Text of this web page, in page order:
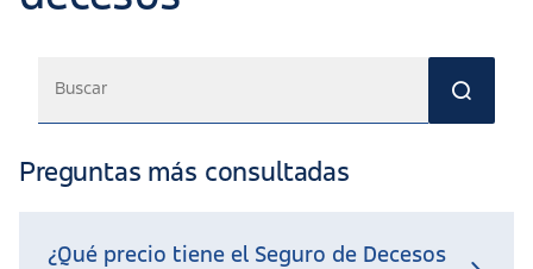
Preguntas más consultadas
¿Qué precio tiene el Seguro de Decesos